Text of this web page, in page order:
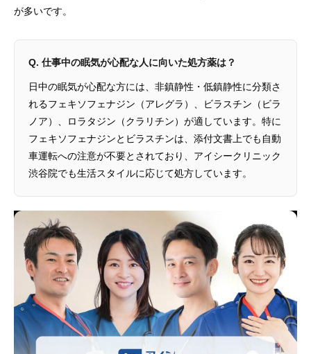
が多いです。
Q. 仕事中の眠気が心配な人に向いた処方薬は？
日中の眠気が心配な方には、非鎮静性・低鎮静性に分類さ
れるフェキソフェナジン（アレグラ）、ビラスチン（ビラ
ノア）、ロラタジン（クラリチン）が適しています。特に
フェキソフェナジンとビラスチンは、添付文書上でも自動
車運転への注意が不要とされており、アイシークリニック
渋谷院でも生活スタイルに応じて処方しています。